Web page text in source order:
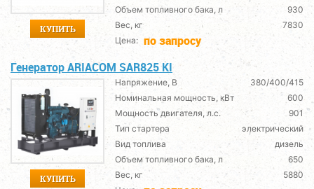
КУПИТЬ
Объем топливного бака, л
930
Вес, кг
7830
Цена: по запросу
Генератор ARIACOM SAR825 KI
КУПИТЬ
Напряжение, В
380/400/415
Номинальная мощность, кВт
600
Мощность двигателя, л.с.
901
Тип стартера
электрический
Вид топлива
дизель
Объем топливного бака, л
650
Вес, кг
5880